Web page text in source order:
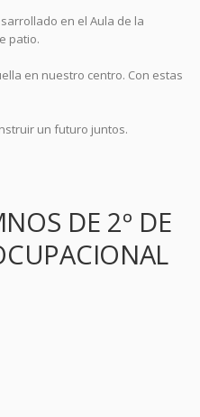
en el Aula de la
patio.
en nuestro centro. Con estas
un futuro juntos.
DE 2º DE